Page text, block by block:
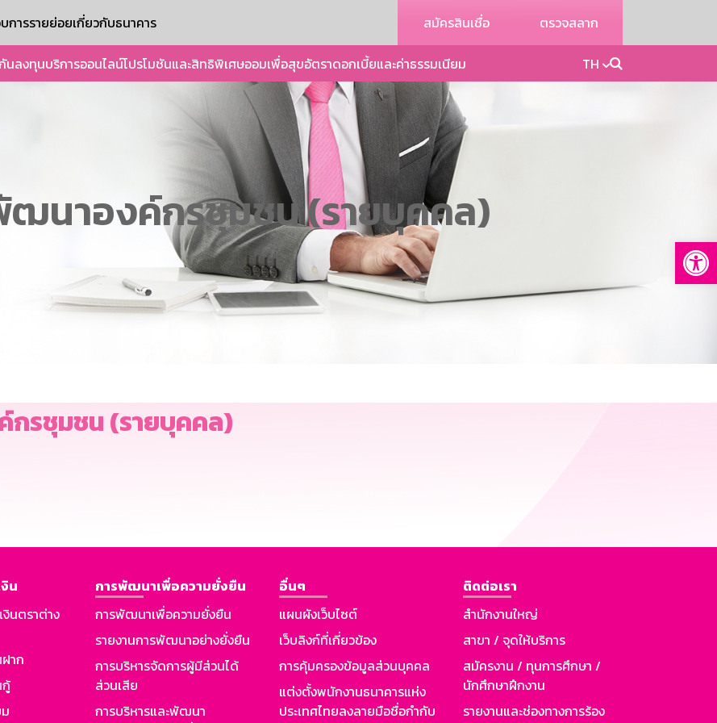
การรายย่อยเกี่ยวกับธนาคาร สมัครสินเชื่อ ตรวจสลาก
นลงทุนบริการออนไลน์โปรโมชันและสิทธิพิเศษออมเพื่อสุขอัตราดอกเบี้ยและค่าธรรมเนียม TH
ฒนาองค์กรชุมชน (รายบุคคล)
รชุมชน (รายบุคคล)
น
นตราต่าง
าก
กู้
การพัฒนาเพื่อความยั่งยืน
การพัฒนาเพื่อความยั่งยืน
รายงานการพัฒนาอย่างยั่งยืน
การบริหารจัดการผู้มีส่วนได้
ส่วนเสีย
การบริหารและพัฒนา
อื่นๆ
แผนผังเว็บไซต์
เว็บลิงก์ที่เกี่ยวข้อง
การคุ้มครองข้อมูลส่วนบุคคล
แต่งตั้งพนักงานธนาคารแห่ง
ประเทศไทยลงลายมือชื่อกำกับ
ติดต่อเรา
สำนักงานใหญ่
สาขา / จุดให้บริการ
สมัครงาน / ทุนการศึกษา /
นักศึกษาฝึกงาน
รายงานและช่องทางการร้อง